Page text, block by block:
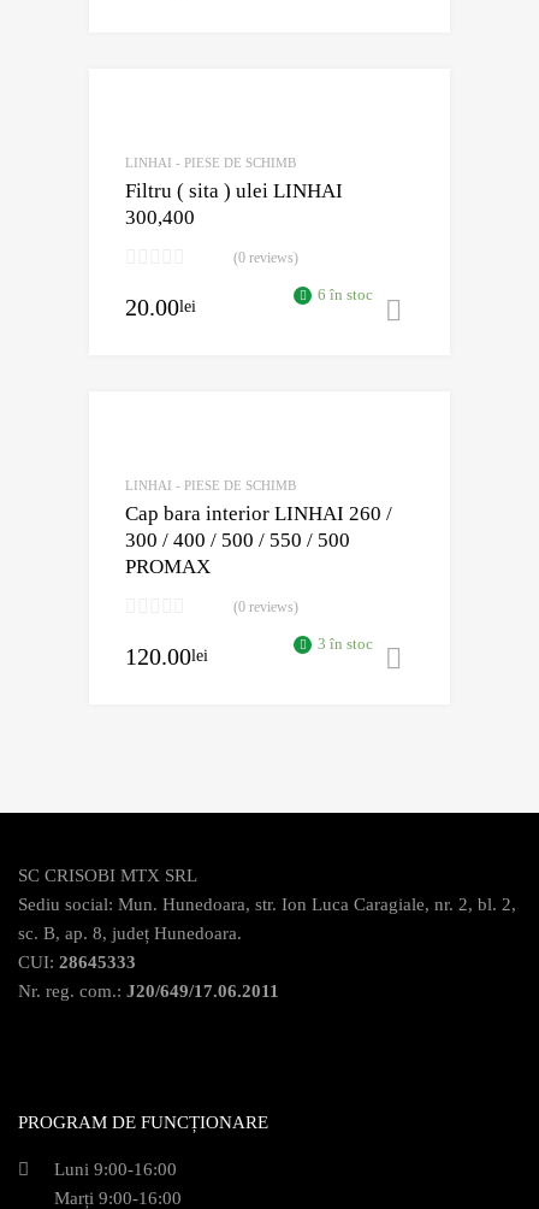
LINHAI - PIESE DE SCHIMB
Filtru ( sita ) ulei LINHAI
300,400
(0 reviews)
20.00lei
6 în stoc
LINHAI - PIESE DE SCHIMB
Cap bara interior LINHAI 260 /
300 / 400 / 500 / 550 / 500
PROMAX
(0 reviews)
120.00lei
3 în stoc
SC CRISOBI MTX SRL
Sediu social: Mun. Hunedoara, str. Ion Luca Caragiale, nr. 2, bl. 2,
sc. B, ap. 8, județ Hunedoara.
CUI: 28645333
Nr. reg. com.: J20/649/17.06.2011
PROGRAM DE FUNCȚIONARE
Luni 9:00-16:00
Marți 9:00-16:00